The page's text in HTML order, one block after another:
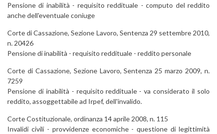
Pensione di inabilità - requisito reddituale - computo del reddito
anche dell'eventuale coniuge
Corte di Cassazione, Sezione Lavoro, Sentenza 29 settembre 2010,
n. 20426
Pensione di inabilità - requisito reddituale - reddito personale
Corte di Cassazione, Sezione Lavoro, Sentenza 25 marzo 2009, n.
7259
Pensione di inabilità - requisito reddituale - va considerato il solo
reddito, assoggettabile ad Irpef, dell'invalido.
Corte Costituzionale, ordinanza 14 aprile 2008, n. 115
Invalidi civili - provvidenze economiche - questione di legittimità